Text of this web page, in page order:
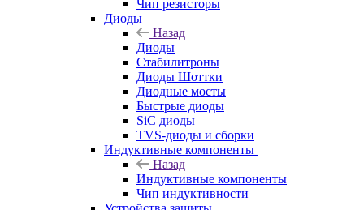
Чип резисторы
Диоды
Назад
Диоды
Стабилитроны
Диоды Шоттки
Диодные мосты
Быстрые диоды
SiC диоды
TVS-диоды и сборки
Индуктивные компоненты
Назад
Индуктивные компоненты
Чип индуктивности